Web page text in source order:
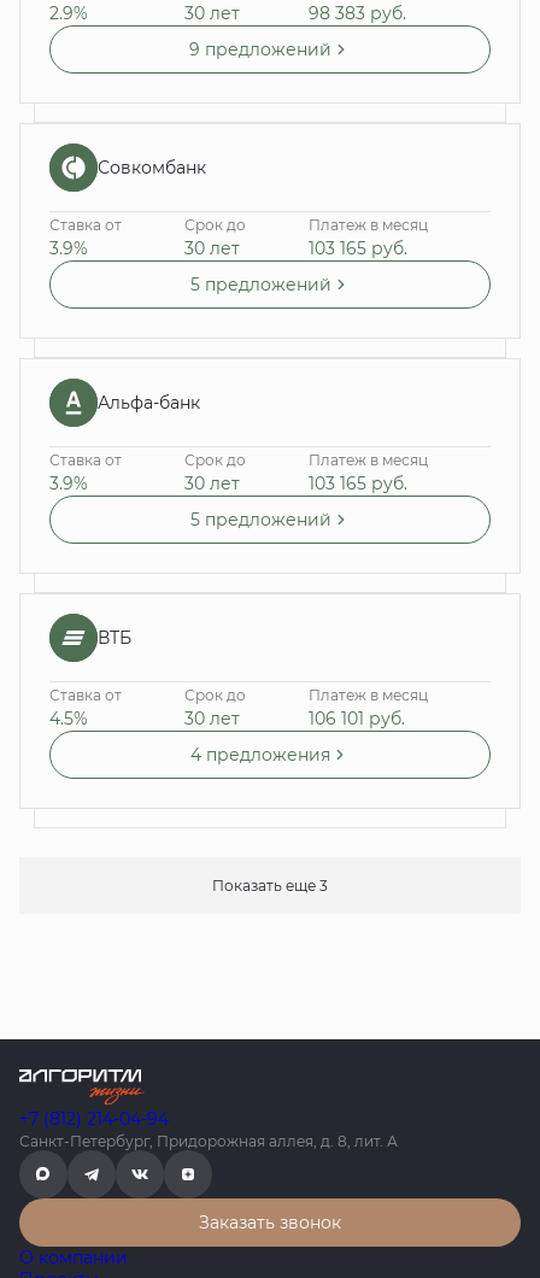
2.9% 30 лет 98 383 руб.
9 предложений
Совкомбанк
Ставка от
3.9%
Срок до
30 лет
Платеж в месяц
103 165 руб.
5 предложений
Альфа-банк
Ставка от
3.9%
Срок до
30 лет
Платеж в месяц
103 165 руб.
5 предложений
ВТБ
Ставка от
4.5%
Срок до
30 лет
Платеж в месяц
106 101 руб.
4 предложения
Показать еще 3
+7 (812) 214-04-94
Санкт-Петербург, Придорожная аллея, д. 8, лит. А
Заказать звонок
О компании